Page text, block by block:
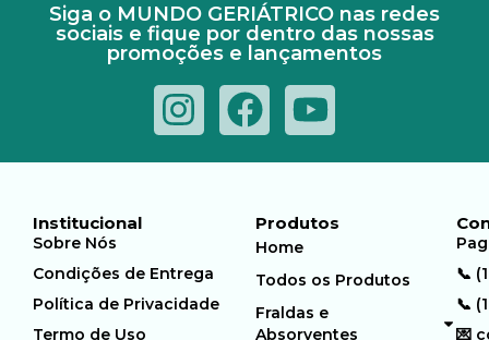
Siga o MUNDO GERIÁTRICO nas redes
sociais e fique por dentro das nossas
promoções e lançamentos
Institucional
Sobre Nós
Condições de Entrega
Política de Privacidade
Termo de Uso
Produtos
Home
Todos os Produtos
Fraldas e
Absorventes
📞
📞
💌